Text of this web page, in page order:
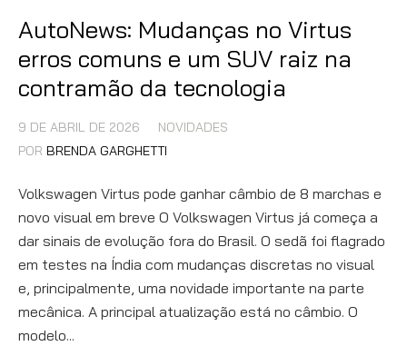
AutoNews: Mudanças no Virtus
erros comuns e um SUV raiz na
contramão da tecnologia
9 DE ABRIL DE 2026
NOVIDADES
POR BRENDA GARGHETTI
Volkswagen Virtus pode ganhar câmbio de 8 marchas e
novo visual em breve O Volkswagen Virtus já começa a
dar sinais de evolução fora do Brasil. O sedã foi flagrado
em testes na Índia com mudanças discretas no visual
e, principalmente, uma novidade importante na parte
mecânica. A principal atualização está no câmbio. O
modelo...